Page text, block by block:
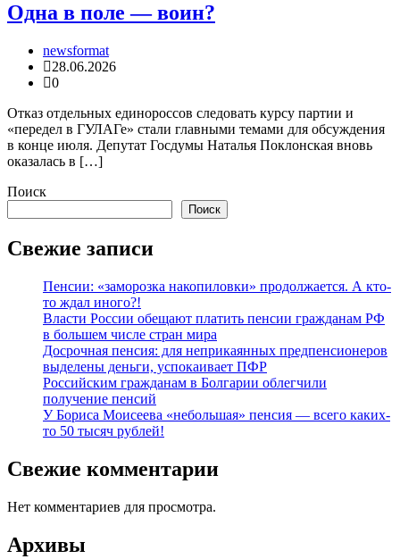
Одна в поле — воин?
newsformat
28.06.2026
0
Отказ отдельных единороссов следовать курсу партии и
«передел в ГУЛАГе» стали главными темами для обсуждения
в конце июля. Депутат Госдумы Наталья Поклонская вновь
оказалась в […]
Поиск
Поиск
Свежие записи
Пенсии: «заморозка накопиловки» продолжается. А кто-
то ждал иного?!
Власти России обещают платить пенсии гражданам РФ
в большем числе стран мира
Досрочная пенсия: для неприкаянных предпенсионеров
выделены деньги, успокаивает ПФР
Российским гражданам в Болгарии облегчили
получение пенсий
У Бориса Моисеева «небольшая» пенсия — всего каких-
то 50 тысяч рублей!
Свежие комментарии
Нет комментариев для просмотра.
Архивы